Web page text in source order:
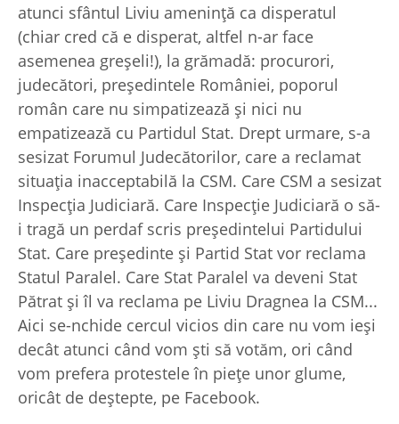
atunci sfântul Liviu ameninţă ca disperatul
(chiar cred că e disperat, altfel n-ar face
asemenea greşeli!), la grămadă: procurori,
judecători, preşedintele României, poporul
român care nu simpatizează şi nici nu
empatizează cu Partidul Stat. Drept urmare, s-a
sesizat Forumul Judecătorilor, care a reclamat
situaţia inacceptabilă la CSM. Care CSM a sesizat
Inspecţia Judiciară. Care Inspecţie Judiciară o să-
i tragă un perdaf scris preşedintelui Partidului
Stat. Care preşedinte şi Partid Stat vor reclama
Statul Paralel. Care Stat Paralel va deveni Stat
Pătrat şi îl va reclama pe Liviu Dragnea la CSM...
Aici se-nchide cercul vicios din care nu vom ieşi
decât atunci când vom şti să votăm, ori când
vom prefera protestele în pieţe unor glume,
oricât de deştepte, pe Facebook.